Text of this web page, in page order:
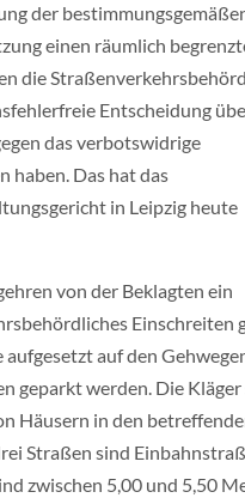
der
einen räumlich
die
Entscheidung
das verbotswidrige
haben. Das hat das
in Leipzig heute
von der Beklagten ein
Einschreiten
aufgesetzt auf den
geparkt werden. Die Kläger
Häusern in den
Straßen sind
zwischen 5,00 und 5,50